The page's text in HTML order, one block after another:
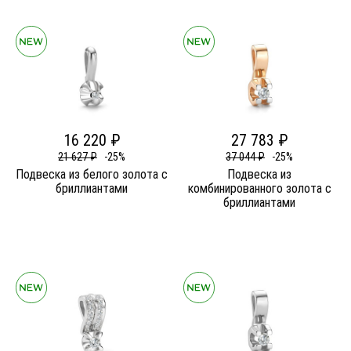
16 220 ₽
21 627 ₽ -25%
Подвеска из белого золота c
бриллиантами
27 783 ₽
37 044 ₽ -25%
Подвеска из
комбинированного золота c
бриллиантами